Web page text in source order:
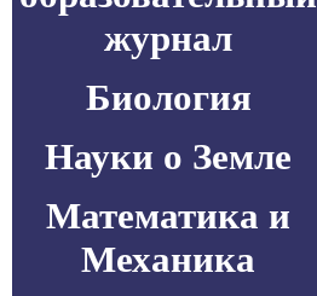
журнал
Биология
Науки о Земле
Математика и
Механика